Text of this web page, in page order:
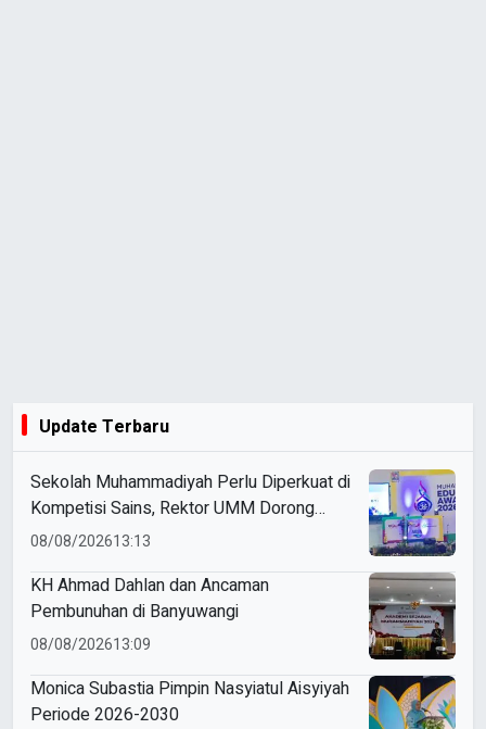
Update Terbaru
Sekolah Muhammadiyah Perlu Diperkuat di
Kompetisi Sains, Rektor UMM Dorong
Coaching Clinic
08/08/202613:13
KH Ahmad Dahlan dan Ancaman
Pembunuhan di Banyuwangi
08/08/202613:09
Monica Subastia Pimpin Nasyiatul Aisyiyah
Periode 2026-2030